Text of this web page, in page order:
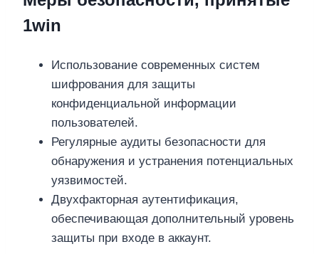
1win
Использование современных систем
шифрования для защиты
конфиденциальной информации
пользователей.
Регулярные аудиты безопасности для
обнаружения и устранения потенциальных
уязвимостей.
Двухфакторная аутентификация,
обеспечивающая дополнительный уровень
защиты при входе в аккаунт.